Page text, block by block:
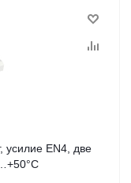
усилие EN4, две